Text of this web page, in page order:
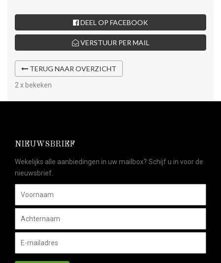
DEEL OP FACEBOOK
VERSTUUR PER MAIL
TERUG NAAR OVERZICHT
2 x bekeken
NIEUWSBRIEF
Wekelijks alle aanbiedingen in uw mailbox? Schijf u in voor de
nieuwsbrief.